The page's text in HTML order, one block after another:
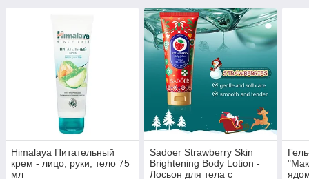
Himalaya Питательный
крем - лицо, руки, тело 75
мл
Sadoer Strawberry Skin
Brightening Body Lotion -
Лосьон для тела с